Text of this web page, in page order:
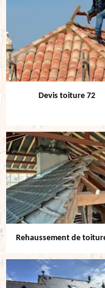
Devis toiture 72
Rehaussement de